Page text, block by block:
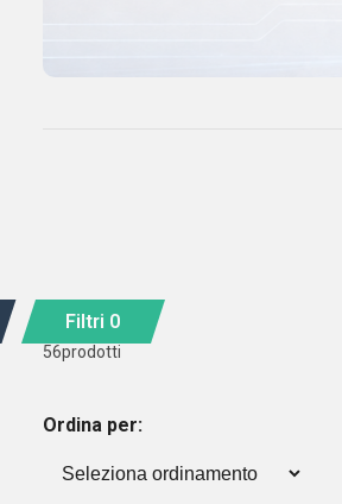
Filtri 0
56prodotti
Ordina per: